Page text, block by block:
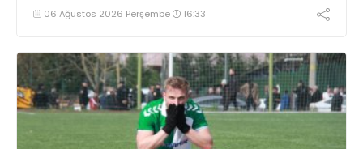
06 Ağustos 2026 Perşembe 16:33